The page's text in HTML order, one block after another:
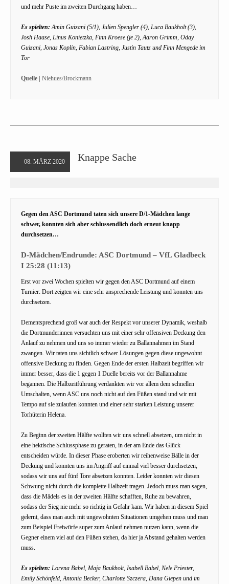
und mehr Puste im zweiten Durchgang haben…
Es spielten: Amin Guizani (5/1), Julien Spengler (4), Luca Baukholt (3),
Josh Haase, Linus Konietzka, Finn Kroese (je 2), Aaron Grimm, Oday
Guizani, Jonas Koplin, Fabian Lastring, Justin Tautz und Finn Mengede im
Tor
Quelle | Niehues/Brockmann
08. MÄRZ 2020 Knappe Sache
Gegen den ASC Dortmund taten sich unsere D/1-Mädchen lange
schwer, konnten sich aber schlussendlich doch erneut knapp
durchsetzen…
D-Mädchen/Endrunde: ASC Dortmund – VfL Gladbeck
I 25:28 (11:13)
Erst vor zwei Wochen spielten wir gegen den ASC Dortmund auf einem
Turnier: Dort zeigten wir eine sehr ansprechende Leistung und konnten uns
durchsetzen.
Dementsprechend groß war auch der Respekt vor unserer Dynamik, weshalb
die Dortmunderinnen versuchten uns mit einer sehr offensiven Deckung den
Anlauf zu nehmen und uns so immer wieder zu Ballannahmen im Stand
zwangen. Wir taten uns sichtlich schwer Lösungen gegen diese ungewohnt
offensive Deckung zu finden. Gegen Ende der ersten Halbzeit begriffen wir
immer besser, dass die 1 gegen 1 Duelle bereits vor der Ballannahme
begannen. Die Halbzeitführung verdankten wir vor allem dem schnellen
Umschalten, wenn ASC uns noch nicht auf den Füßen stand und wir mit
Tempo auf sie zulaufen konnten und einer sehr starken Leistung unserer
Torhüterin Helena.
Zu Beginn der zweiten Hälfte wollten wir uns schnell absetzen, um nicht in
eine hektische Schlussphase zu geraten, in der am Ende das Glück
entscheiden würde. In dieser Phase eroberten wir reihenweise Bälle in der
Deckung und konnten uns im Angriff auf einmal viel besser durchsetzen,
sodass wir uns auf fünf Tore absetzen konnten. Leider konnten wir diesen
Schwung nicht durch die komplette Halbzeit tragen. Jedoch muss man sagen,
dass die Mädels es in der zweiten Hälfte schafften, Ruhe zu bewahren,
sodass der Sieg nie mehr so richtig in Gefahr kam. Wir haben in diesem Spiel
gelernt, dass man auch mit ungewohnten Situationen umgehen muss und man
zum Beispiel Freiwürfe super zum Anlauf nehmen nutzen kann, wenn die
Gegner einem viel auf den Füßen stehen, da hier ja Abstand gehalten werden
muss.
Es spielten: Lorena Babel, Maja Baukholt, Isabell Babel, Nele Priester,
Emily Schönfeld, Antonia Becker, Charlotte Szczera, Dana Giepen und im